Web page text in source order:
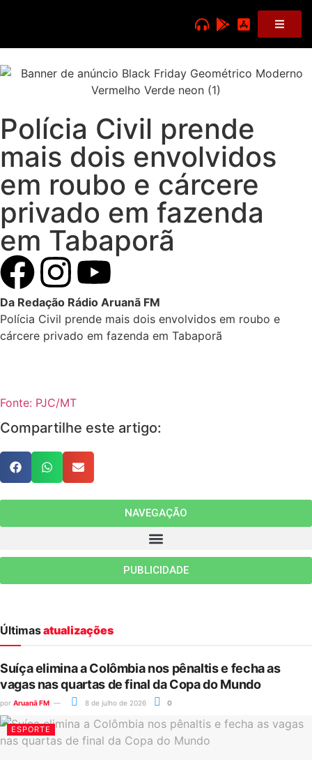
Polícia Civil prende
mais dois envolvidos
em roubo e cárcere
privado em fazenda
em Tabaporã
Da Redação Rádio Aruanã FM
Polícia Civil prende mais dois envolvidos em roubo e
cárcere privado em fazenda em Tabaporã
Fonte: PJC/MT
Compartilhe este artigo:
NAVEGAÇÃO
PUBLICIDADE
Últimasatualizações
Suíça elimina a Colômbia nos pênaltis e fecha as
vagas nas quartas de final da Copa do Mundo
por Aruanã FM 8 de julho de 2026 0
ESPORTE